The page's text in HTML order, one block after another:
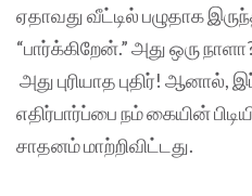
ஏதாவது வீட்டில் பழுதாக
“பார்க்கிறேன்.” அது ஒரு
அது புரியாத புதிர்!
எதிர்பார்ப்பை நம் கையின்
சாதனம் மாற்றிவிட்டது.